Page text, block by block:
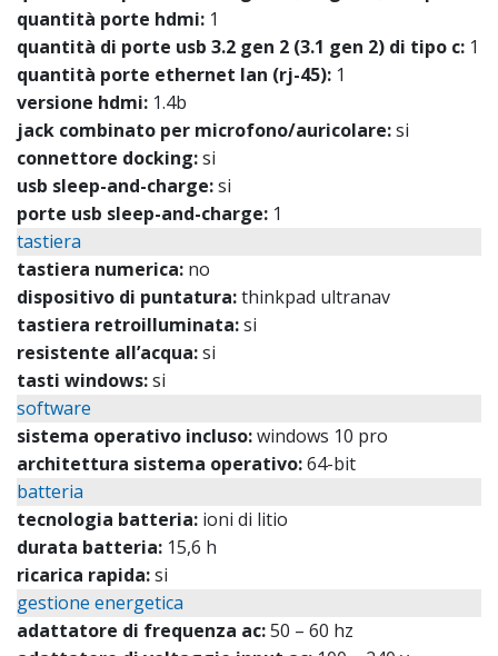
quantità porte hdmi: 1
quantità di porte usb 3.2 gen 2 (3.1 gen 2) di tipo c: 1
quantità porte ethernet lan (rj-45): 1
versione hdmi: 1.4b
jack combinato per microfono/auricolare:si
connettore docking:si
usb sleep-and-charge:si
porte usb sleep-and-charge: 1
tastiera
tastiera numerica: no
dispositivo di puntatura:thinkpad ultranav
tastiera retroilluminata:si
resistente all’acqua:si
tasti windows:si
software
sistema operativo incluso:windows 10 pro
architettura sistema operativo:64-bit
batteria
tecnologia batteria: ioni di litio
durata batteria: 15,6 h
ricarica rapida:si
gestione energetica
adattatore di frequenza ac:50 – 60 hz